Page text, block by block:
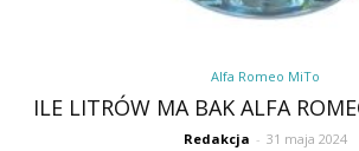
Alfa Romeo MiTo
ILE LITRÓW MA BAK ALFA
Redakcja - 31 maja 2024